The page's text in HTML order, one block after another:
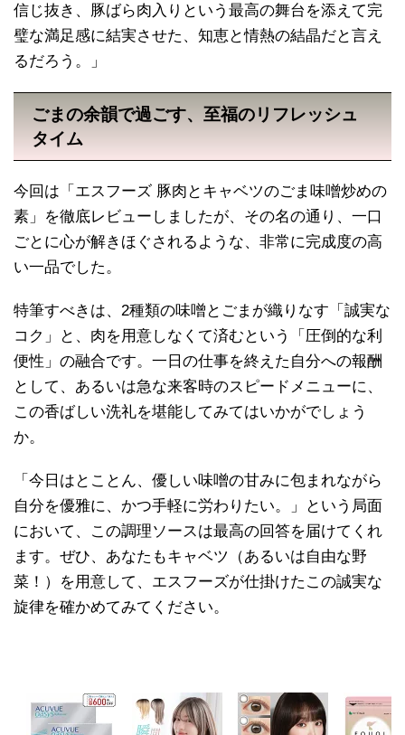
信じ抜き、豚ばら肉入りという最高の舞台を添えて完
璧な満足感に結実させた、知恵と情熱の結晶だと言え
るだろう。」
ごまの余韻で過ごす、至福のリフレッシュ
タイム
今回は「エスフーズ 豚肉とキャベツのごま味噌炒めの
素」を徹底レビューしましたが、その名の通り、一口
ごとに心が解きほぐされるような、非常に完成度の高
い一品でした。
特筆すべきは、2種類の味噌とごまが織りなす「誠実な
コク」と、肉を用意しなくて済むという「圧倒的な利
便性」の融合です。一日の仕事を終えた自分への報酬
として、あるいは急な来客時のスピードメニューに、
この香ばしい洗礼を堪能してみてはいかがでしょう
か。
「今日はとことん、優しい味噌の甘みに包まれながら
自分を優雅に、かつ手軽に労わりたい。」という局面
において、この調理ソースは最高の回答を届けてくれ
ます。ぜひ、あなたもキャベツ（あるいは自由な野
菜！）を用意して、エスフーズが仕掛けたこの誠実な
旋律を確かめてみてください。